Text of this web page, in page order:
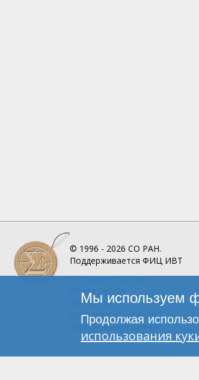
© 1996 - 2026 СО РАН.
Поддерживается ФИЦ ИВТ
О ПорталеСО РАН
Инфографика
Контакты
Политика обработки
персональных данных
Мы используем
Продолжая
использования